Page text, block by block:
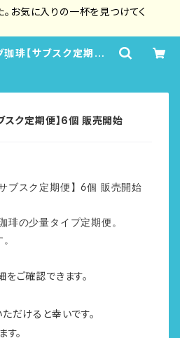
お気に入りの一杯を見つけてく
琲【サブスク定期便】
スク定期便】6個 販売開始
ブスク定期便】6個 販売開始
琲の少量タイプ定期便。
ご確認できます。
だけると幸いです。
。